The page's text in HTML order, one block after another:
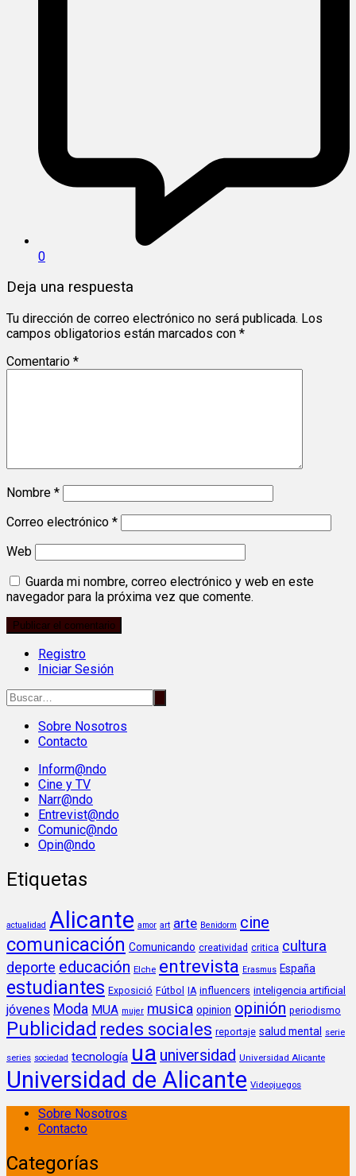
0
Deja una respuesta
Tu dirección de correo electrónico no será publicada. Los
campos obligatorios están marcados con *
Comentario *
Nombre *
Correo electrónico *
Web
Guarda mi nombre, correo electrónico y web en este
navegador para la próxima vez que comente.
Registro
Iniciar Sesión
Sobre Nosotros
Contacto
Inform@ndo
Cine y TV
Narr@ndo
Entrevist@ndo
Comunic@ndo
Opin@ndo
Etiquetas
actualidad Alicante amor art arte Benidorm cine
comunicación Comunicando creatividad critica cultura
deporte educación Elche entrevista Erasmus España
estudiantes Exposició Fútbol IA influencers inteligencia artificial
jóvenes Moda MUA mujer musica opinion opinión periodismo
Publicidad redes sociales reportaje salud mental serie
series sociedad tecnología ua universidad Universidad Alicante
Universidad de Alicante Videojuegos
Sobre Nosotros
Contacto
Categorías